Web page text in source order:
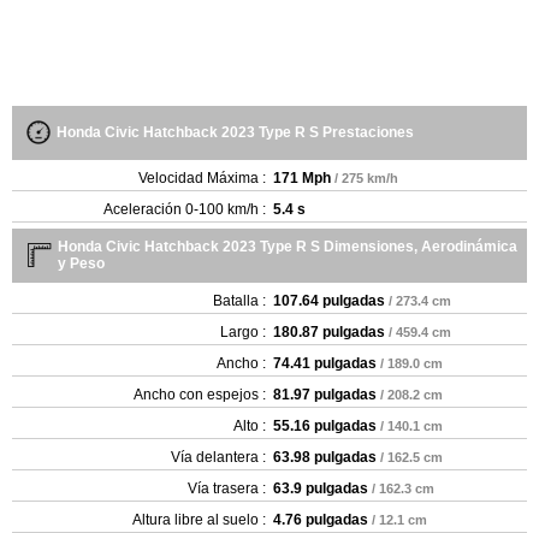
Honda Civic Hatchback 2023 Type R S Prestaciones
Velocidad Máxima : 171 Mph / 275 km/h
Aceleración 0-100 km/h : 5.4 s
Honda Civic Hatchback 2023 Type R S Dimensiones, Aerodinámica
y Peso
Batalla : 107.64 pulgadas / 273.4 cm
Largo : 180.87 pulgadas / 459.4 cm
Ancho : 74.41 pulgadas / 189.0 cm
Ancho con espejos : 81.97 pulgadas / 208.2 cm
Alto : 55.16 pulgadas / 140.1 cm
Vía delantera : 63.98 pulgadas / 162.5 cm
Vía trasera : 63.9 pulgadas / 162.3 cm
Altura libre al suelo : 4.76 pulgadas / 12.1 cm